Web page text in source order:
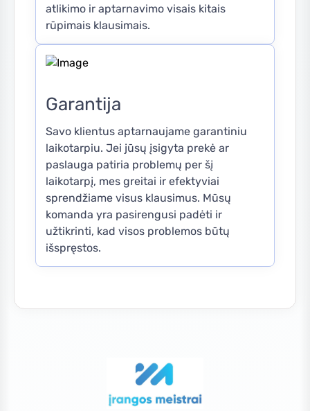
atlikimo ir aptarnavimo visais kitais
rūpimais klausimais.
Garantija
Savo klientus aptarnaujame garantiniu
laikotarpiu. Jei jūsų įsigyta prekė ar
paslauga patiria problemų per šį
laikotarpį, mes greitai ir efektyviai
sprendžiame visus klausimus. Mūsų
komanda yra pasirengusi padėti ir
užtikrinti, kad visos problemos būtų
išspręstos.